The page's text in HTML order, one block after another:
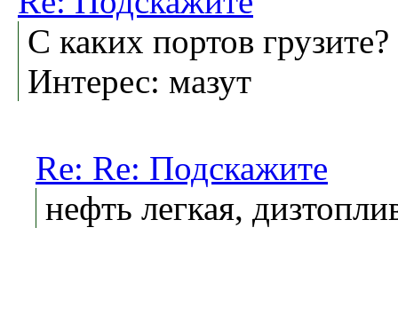
С каких портов грузите?
Интерес: мазут
Re: Re: Подскажите
нефть легкая,